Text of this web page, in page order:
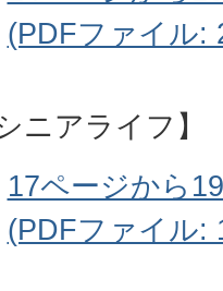
(PDFファイル:
シニアライフ】
17ページから
(PDFファイル: